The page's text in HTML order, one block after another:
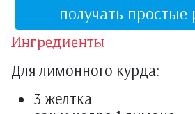
получать простые
Ингредиенты
Для лимонного курда:
3 желтка